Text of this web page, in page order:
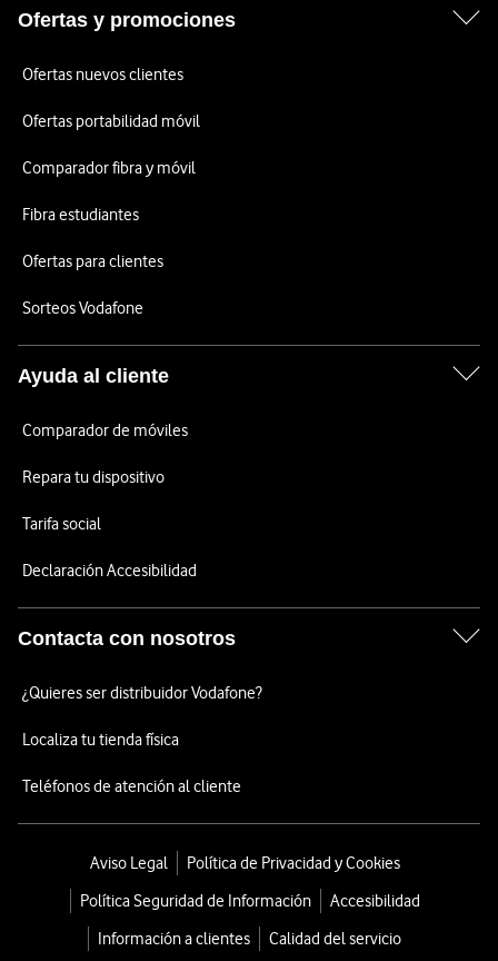
Ofertas y promociones
Ofertas nuevos clientes
Ofertas portabilidad móvil
Comparador fibra y móvil
Fibra estudiantes
Ofertas para clientes
Sorteos Vodafone
Ayuda al cliente
Comparador de móviles
Repara tu dispositivo
Tarifa social
Declaración Accesibilidad
Contacta con nosotros
¿Quieres ser distribuidor Vodafone?
Localiza tu tienda física
Teléfonos de atención al cliente
Aviso Legal
Política de Privacidad y Cookies
Política Seguridad de Información
Accesibilidad
Información a clientes
Calidad del servicio